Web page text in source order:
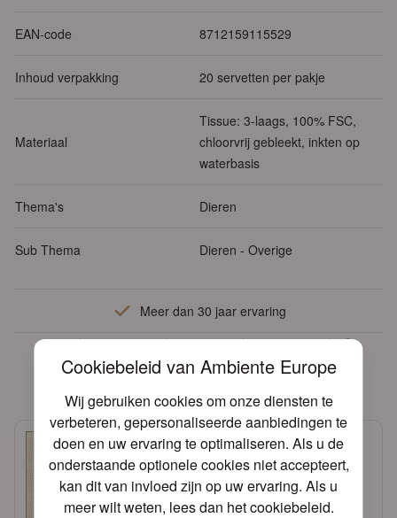
Cookiebeleid van Ambiente Europe
Wij gebruiken cookies om onze diensten te
verbeteren, gepersonaliseerde aanbiedingen te
doen en uw ervaring te optimaliseren. Als u de
onderstaande optionele cookies niet accepteert,
kan dit van invloed zijn op uw ervaring. Als u
meer wilt weten, lees dan hetcookiebeleid.
EAN-code 8712159115529
Inhoud verpakking 20 servetten per pakje
Materiaal
Tissue: 3-laags, 100% FSC,
chloorvrij gebleekt, inkten op
waterbasis
Thema's Dieren
Sub Thema Dieren - Overige
Meer dan 30 jaar ervaring
Andere producten die mogelijk
iets voor u zijn!